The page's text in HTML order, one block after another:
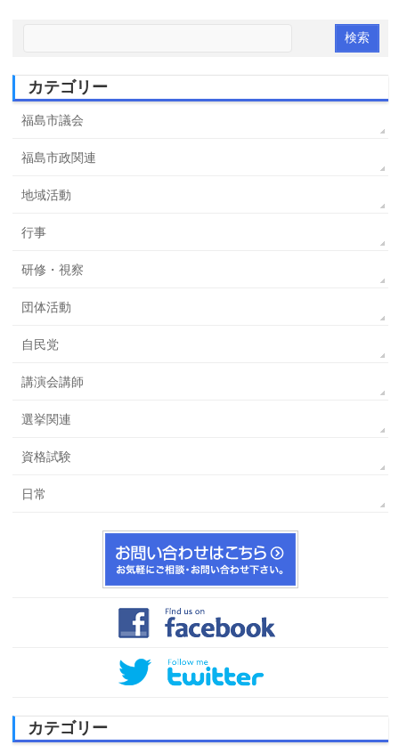
カテゴリー
福島市議会
福島市政関連
地域活動
行事
研修・視察
団体活動
自民党
講演会講師
選挙関連
資格試験
日常
カテゴリー